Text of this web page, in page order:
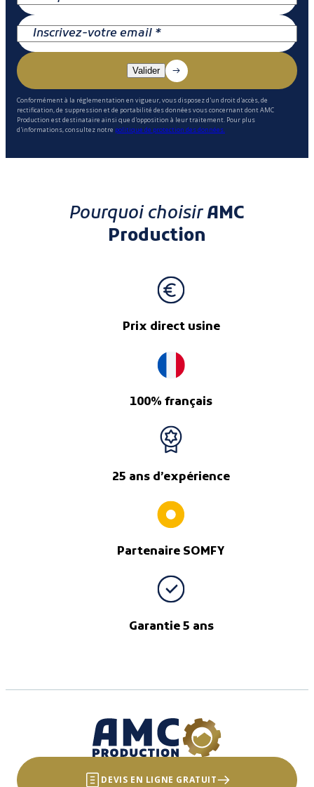
Conformément à la réglementation en vigueur, vous disposez d'un droit d'accès, de
rectification, de suppression et de portabilité des données vous concernant dont AMC
Production est destinataire ainsi que d'opposition à leur traitement. Pour plus
d'informations, consultez notre politique de protection des données.
Pourquoi choisirAMC
Production
Prix direct usine
100% français
25 ans d’expérience
Partenaire SOMFY
Garantie 5 ans
DEVIS EN LIGNE GRATUIT